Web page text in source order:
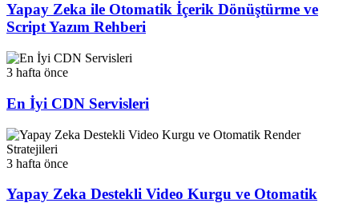
Yapay Zeka ile Otomatik İçerik Dönüştürme ve
Script Yazım Rehberi
3 hafta önce
En İyi CDN Servisleri
3 hafta önce
Yapay Zeka Destekli Video Kurgu ve Otomatik